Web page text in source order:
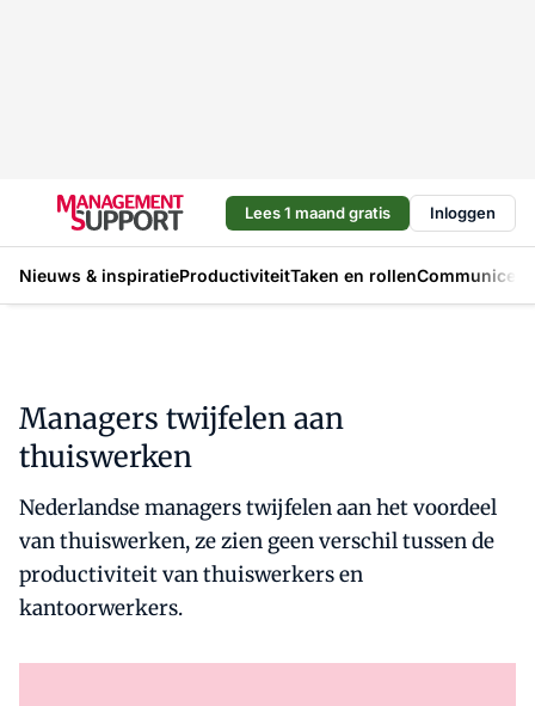
Lees 1 maand gratis Inloggen
Nieuws & inspiratieProductiviteitTaken en rollen
Managers twijfelen aan
thuiswerken
Nederlandse managers twijfelen aan het voordeel
van thuiswerken, ze zien geen verschil tussen de
productiviteit van thuiswerkers en
kantoorwerkers.